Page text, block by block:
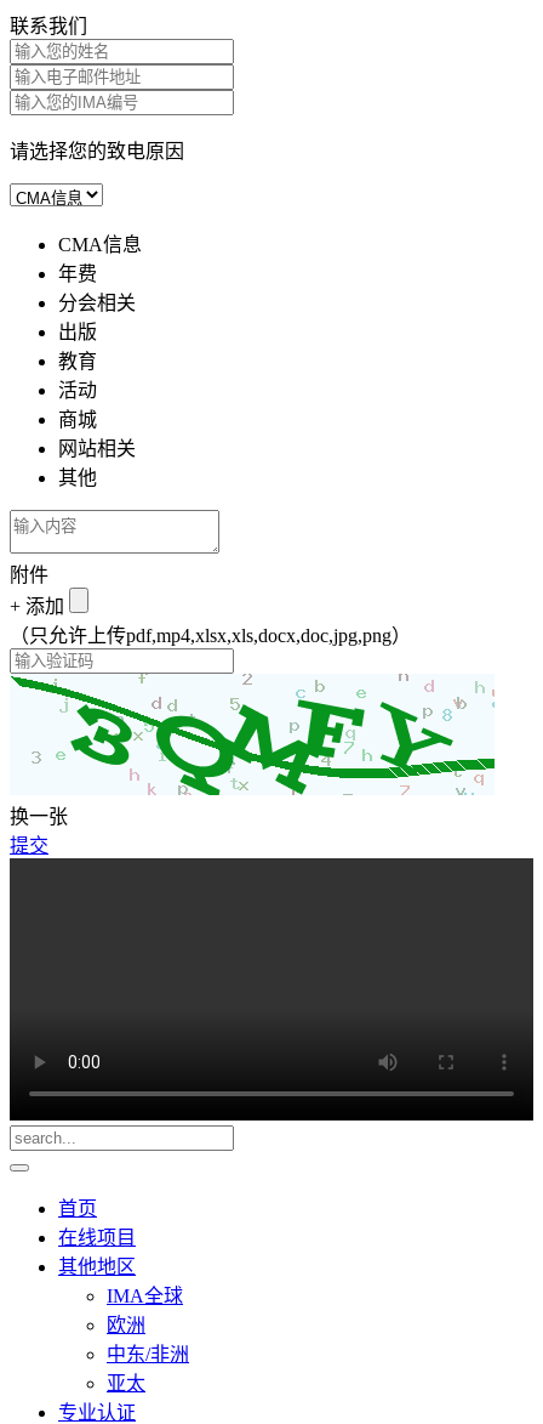
联系我们
请选择您的致电原因
CMA信息
年费
分会相关
出版
教育
活动
商城
网站相关
其他
附件
+ 添加
（只允许上传pdf,mp4,xlsx,xls,docx,doc,jpg,png）
换一张
提交
首页
在线项目
其他地区
IMA全球
欧洲
中东/非洲
亚太
专业认证